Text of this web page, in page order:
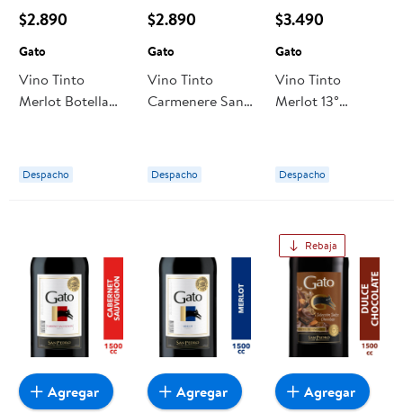
$2.890
Gato
Vino Tinto
Merlot Botella
Despacho
$2.890
Gato
Vino Tinto
Carmenere San
Despacho
$3.490
Gato
Vino Tinto
Merlot 13°
Despacho
Agregar Agregar
Rebaja
Agregar